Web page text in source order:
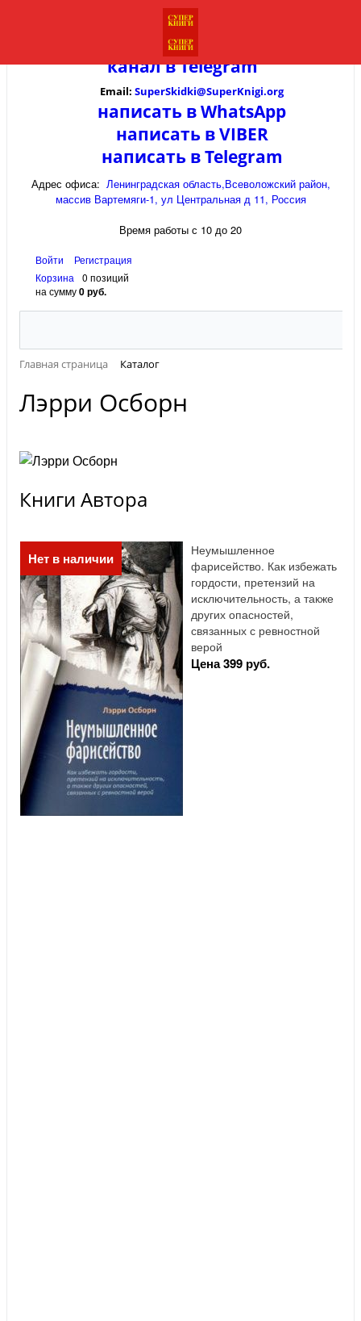
канал вTelegram
Email: SuperSkidki@SuperKnigi.org
написать в WhatsApp
написать в VIBER
написать в Telegram
Адрес офиса: Ленинградская область,Всеволожский район,
массив Вартемяги-1, ул Центральная д 11, Россия
Время работы с 10 до 20
Войти
Регистрация
Корзина
0 позиций
на сумму0 руб.
Главная страница Каталог
Лэрри Осборн
Книги Автора
Нет в наличии
Неумышленное
фарисейство. Как избежать
гордости, претензий на
исключительность, а также
других опасностей,
связанных с ревностной
верой
Цена 399 руб.